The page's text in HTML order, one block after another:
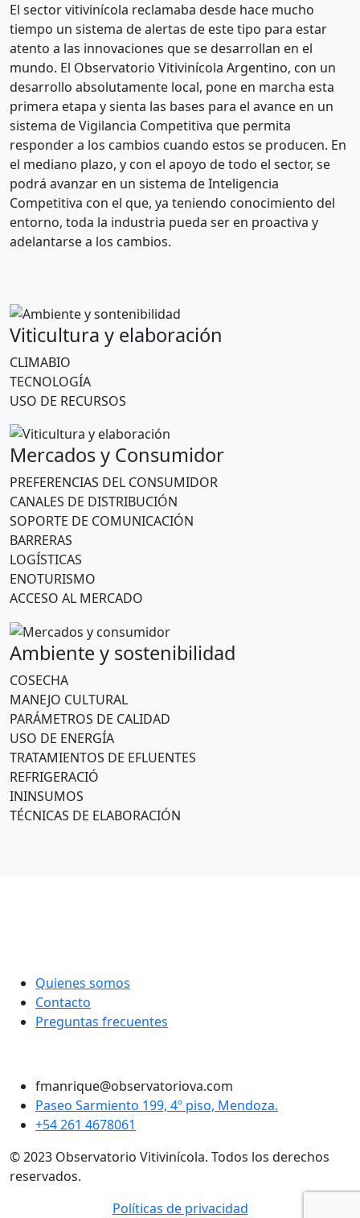
El sector vitivinícola reclamaba desde hace mucho
tiempo un sistema de alertas de este tipo para estar
atento a las innovaciones que se desarrollan en el
mundo. El Observatorio Vitivinícola Argentino, con un
desarrollo absolutamente local, pone en marcha esta
primera etapa y sienta las bases para el avance en un
sistema de Vigilancia Competitiva que permita
responder a los cambios cuando estos se producen. En
el mediano plazo, y con el apoyo de todo el sector, se
podrá avanzar en un sistema de Inteligencia
Competitiva con el que, ya teniendo conocimiento del
entorno, toda la industria pueda ser en proactiva y
adelantarse a los cambios.
Viticultura y elaboración
CLIMABIO
TECNOLOGÍA
USO DE RECURSOS
Mercados y Consumidor
PREFERENCIAS DEL CONSUMIDOR
CANALES DE DISTRIBUCIÓN
SOPORTE DE COMUNICACIÓN
BARRERAS
LOGÍSTICAS
ENOTURISMO
ACCESO AL MERCADO
Ambiente y sostenibilidad
COSECHA
MANEJO CULTURAL
PARÁMETROS DE CALIDAD
USO DE ENERGÍA
TRATAMIENTOS DE EFLUENTES
REFRIGERACIÓ
ININSUMOS
TÉCNICAS DE ELABORACIÓN
Quienes somos
Contacto
Preguntas frecuentes
fmanrique@observatoriova.com
Paseo Sarmiento 199, 4º piso, Mendoza.
+54 261 4678061
© 2023 Observatorio Vitivinícola. Todos los derechos
reservados.
Políticas de privacidad